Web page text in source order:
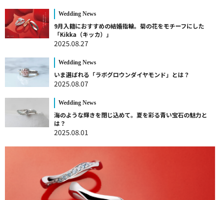
Wedding News
9月入籍におすすめの結婚指輪。菊の花をモチーフにした
「Kikka（キッカ）」
2025.08.27
Wedding News
いま選ばれる「ラボグロウンダイヤモンド」とは？
2025.08.07
Wedding News
海のような輝きを閉じ込めて。夏を彩る青い宝石の魅力と
は？
2025.08.01